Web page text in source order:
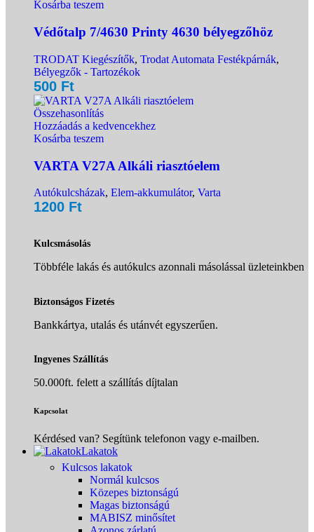
Kosárba teszem
Védőtalp 7/4630 Printy 4630 bélyegzőhöz
TRODAT Kiegészítők, Trodat Automata Festékpárnák,
Bélyegzők - Tartozékok
500 Ft
Összehasonlítás
Hozzáadás a kedvencekhez
Kosárba teszem
VARTA V27A Alkáli riasztóelem
Autókulcsházak, Elem-akkumulátor, Varta
1200 Ft
Kulcsmásolás
Többféle lakás és autókulcs azonnali másolással üzleteinkben
Biztonságos Fizetés
Bankkártya, utalás és utánvét egyszerűen.
Ingyenes Szállítás
50.000ft. felett a szállítás díjtalan
Kapcsolat
Kérdésed van? Segítünk telefonon vagy e-mailben.
Lakatok
Kulcsos lakatok
Normál kulcsos
Közepes biztonságú
Magas biztonságú
MABISZ minősítet